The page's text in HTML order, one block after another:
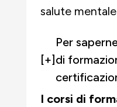
salute
[+]
Per
di
I corsi di